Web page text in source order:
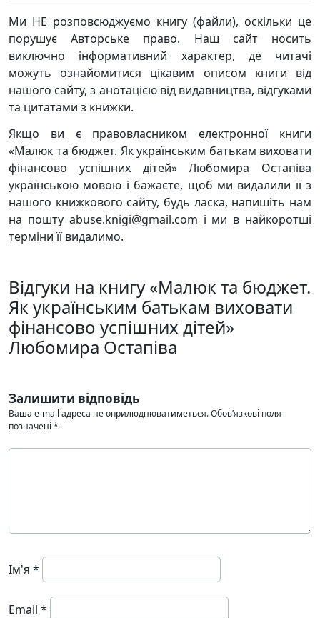
Ми НЕ розповсюджуємо книгу (файли), оскільки це
порушує Авторське право. Наш сайт носить
виключно інформативний характер, де читачі
можуть ознайомитися цікавим описом книги від
нашого сайту, з анотацією від видавництва, відгуками
та цитатами з книжки.
Якщо ви є правовласником електронної книги
«Малюк та бюджет. Як українським батькам виховати
фінансово успішних дітей» Любомира Остапіва
українською мовою і бажаєте, щоб ми видалили її з
нашого книжкового сайту, будь ласка, напишіть нам
на пошту abuse.knigi@gmail.com і ми в найкоротші
терміни її видалимо.
Відгуки на книгу «Малюк та бюджет.
Як українським батькам виховати
фінансово успішних дітей»
Любомира Остапіва
Залишити відповідь
Ваша e-mail адреса не оприлюднюватиметься.Обов’язкові поля
позначені *
Ім'я *
Email *